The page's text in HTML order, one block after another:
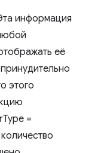
информация
её
этого
=